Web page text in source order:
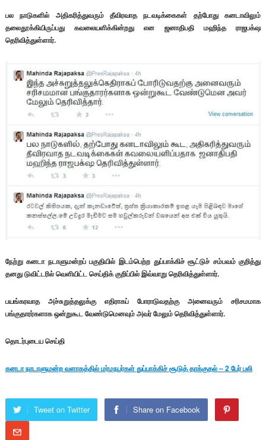
பல நாடுகளில் அதிகரித்துவரும் தீவிரவாத நடவடிக்கைகள் தற்போது கனடாவிலும்
தலைதூக்கியிருப்பது கவலையளிக்கின்றது என ஜனாதிபதி மஹிந்த ராஜபக்‌ஷ
தெரிவித்துள்ளார்.
நேற்று கனடா நடாளுமன்றப் பகுதியில் இடம்பெற்ற துப்பாக்கிச் சூட்டுச் சம்பவம் குறித்து
தனது டுவிட்டரில் வெளியிட்ட செய்திக் குறிப்பில் இவ்வாறு தெரிவித்துள்ளார்.
பயங்கரவாத அச்சுறுத்தலுக்கு எதிராகப் போராடுவதற்கு அனைவரும் சரிசமமாக
பங்குதாரர்களாக ஒன்றுகூட வேண்டுமெனவும் அவர் மேலும் தெரிவித்துள்ளார்.
தொடர்புடைய செய்தி
கனடா நாடாளுமன்ற வளாகத்தில் மர்மநபர்கள் துப்பாக்கிச் சூடுத் தாக்குதல் – 2 பேர் பலி
Tweet on Twitter Share on Facebook